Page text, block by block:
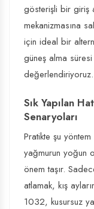
gösterişli bir giriş
mekanizmasına
için ideal bir
güneş alma
değerlendiriyoruz.
Sık Yapılan
Senaryoları
Pratikte şu
yağmurun yoğun
önem taşır.
atlamak, kış
1032, kusursuz